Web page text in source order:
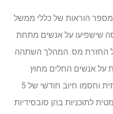
הוראות של כללי ממשל
שישפיעו על אנשים מתחת
החזרת מס. המהלך השתהה
על אנשים החלים מחוץ
לתקופת ההרשמה הפתוחה השנתית וחסמו חיוב חודשי של 5
לתוכניות בהן סובסידיות